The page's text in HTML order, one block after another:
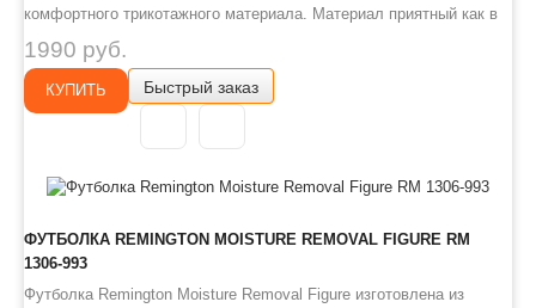
комфортного трикотажного материала. Материал приятный как в
ношении в жаркую погоду так и в холодную за счет создания
микроворса и спортивного кроя для максимальной вентиляции.
При этом материал не прихотлив при стирке, на садиться и долго
..
1990 руб.
КУПИТЬ Быстрый заказ
ФУТБОЛКА REMINGTON MOISTURE REMOVAL FIGURE RM
1306-993
Футболка Remington Moisture Removal Figure изготовлена из